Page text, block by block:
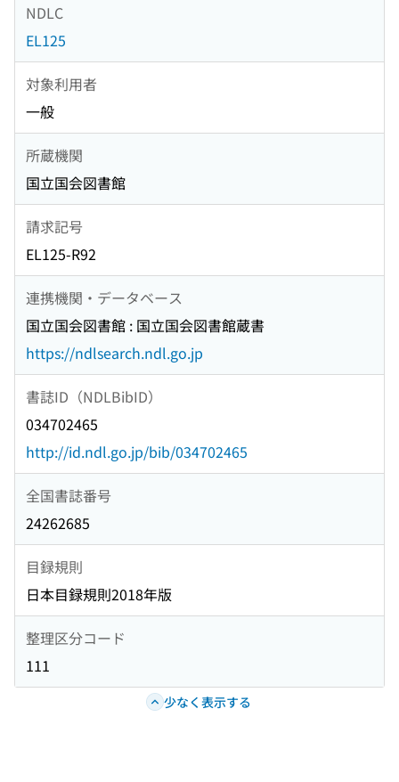
NDLC
EL125
対象利用者
一般
所蔵機関
国立国会図書館
請求記号
EL125-R92
連携機関・データベース
国立国会図書館 : 国立国会図書館蔵書
https://ndlsearch.ndl.go.jp
書誌ID（NDLBibID）
034702465
http://id.ndl.go.jp/bib/034702465
全国書誌番号
24262685
目録規則
日本目録規則2018年版
整理区分コード
111
少なく表示する